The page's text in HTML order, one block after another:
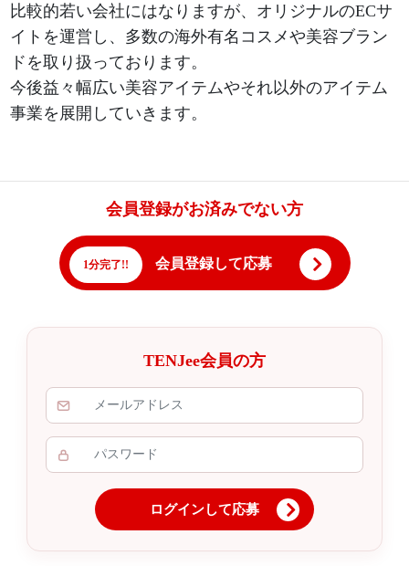
比較的若い会社にはなりますが、オリジナルのECサ
イトを運営し、多数の海外有名コスメや美容ブラン
ドを取り扱っております。
今後益々幅広い美容アイテムやそれ以外のアイテム
事業を展開していきます。
会員登録がお済みでない方
1分完了!! 会員登録して応募
TENJee会員の方
ログインして応募